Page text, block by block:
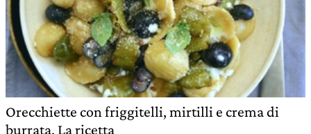
Orecchiette con friggitelli, mirtilli e crema di
burrata. La ricetta